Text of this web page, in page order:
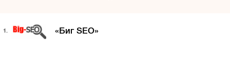
1. «Биг SEO»